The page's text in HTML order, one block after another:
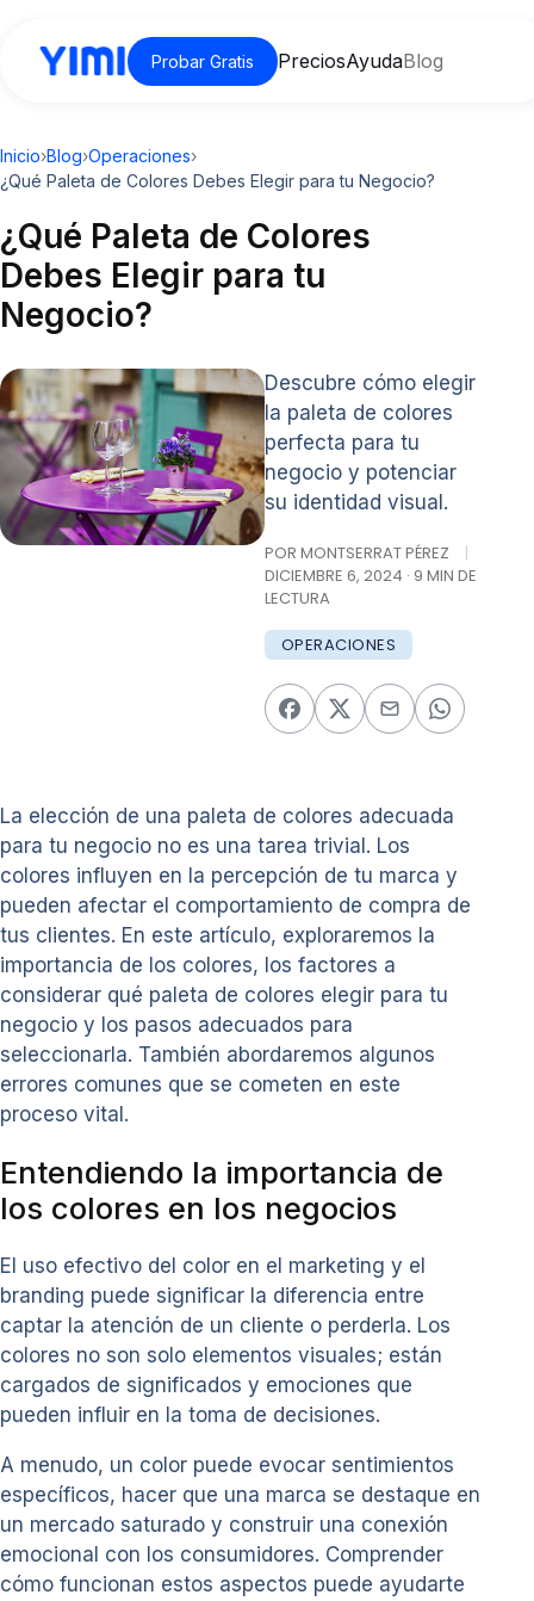
Probar Gratis PreciosAyudaBlog
Inicio›Blog›Operaciones›
¿Qué Paleta de Colores Debes Elegir para tu Negocio?
¿Qué Paleta de Colores
Debes Elegir para tu
Negocio?
Descubre cómo elegir
la paleta de colores
perfecta para tu
negocio y potenciar
su identidad visual.
POR MONTSERRAT PÉREZ
|
DICIEMBRE 6, 2024 · 9 MIN DE
LECTURA
OPERACIONES
La elección de una paleta de colores adecuada
para tu negocio no es una tarea trivial. Los
colores influyen en la percepción de tu marca y
pueden afectar el comportamiento de compra de
tus clientes. En este artículo, exploraremos la
importancia de los colores, los factores a
considerar qué paleta de colores elegir para tu
negocio y los pasos adecuados para
seleccionarla. También abordaremos algunos
errores comunes que se cometen en este
proceso vital.
Entendiendo la importancia de
los colores en los negocios
El uso efectivo del color en el marketing y el
branding puede significar la diferencia entre
captar la atención de un cliente o perderla. Los
colores no son solo elementos visuales; están
cargados de significados y emociones que
pueden influir en la toma de decisiones.
A menudo, un color puede evocar sentimientos
específicos, hacer que una marca se destaque en
un mercado saturado y construir una conexión
emocional con los consumidores. Comprender
cómo funcionan estos aspectos puede ayudarte